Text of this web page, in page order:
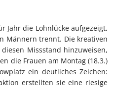
Jahr die Lohnlücke aufgezeigt,
Männern trennt. Die kreativen
Missstand hinzuweisen,
die Frauen am Montag (18.3.)
ein deutliches Zeichen:
erstellten sie eine riesige